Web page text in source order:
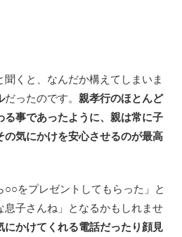
くと、なんだか構えてしまいま
だったのです。 親孝行のほとんど
る事であったように、親は常に子
の気にかけを安心させるのが最高
をプレゼントしてもらった」と
息子さんね」となるかもしれませ
にかけてくれる電話だったり顔見